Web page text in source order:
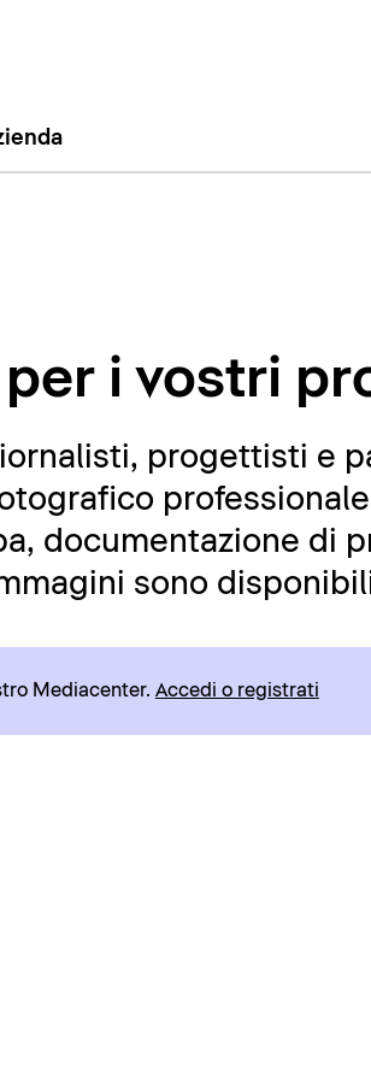
i vostri
progettisti e
documentazione di
sono
Mediacenter. Accedi o registrati